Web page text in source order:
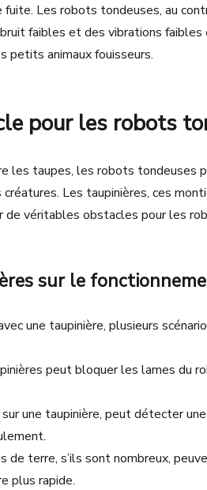
Les robots tondeuses, au
faibles et des vibrations
petits animaux fouisseurs.
pour les robots
les taupes, les robots tondeuses
Les taupinières, ces
de véritables obstacles pour les
sur le
une taupinière, plusieurs
peut bloquer les lames du
une taupinière, peut détecter
de terre, s’ils sont nombreux,
plus rapide.